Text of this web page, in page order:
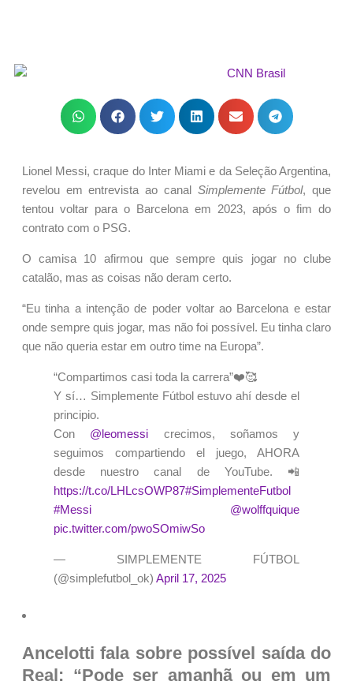
Lionel Messi, craque do Inter Miami e da Seleção Argentina,
revelou em entrevista ao canal Simplemente Fútbol, que
tentou voltar para o Barcelona em 2023, após o fim do
contrato com o PSG.
O camisa 10 afirmou que sempre quis jogar no clube
catalão, mas as coisas não deram certo.
“Eu tinha a intenção de poder voltar ao Barcelona e estar
onde sempre quis jogar, mas não foi possível. Eu tinha claro
que não queria estar em outro time na Europa”.
“Compartimos casi toda la carrera”❤️🥰
Y sí… Simplemente Fútbol estuvo ahí desde el
principio.
Con @leomessi crecimos, soñamos y
seguimos compartiendo el juego, AHORA
desde nuestro canal de YouTube. 📲
https://t.co/LHLcsOWP87#SimplementeFutbol
#Messi
@wolffquique
pic.twitter.com/pwoSOmiwSo
— SIMPLEMENTE FÚTBOL
(@simplefutbol_ok) April 17, 2025
Ancelotti fala sobre possível saída do
Real: “Pode ser amanhã ou em um